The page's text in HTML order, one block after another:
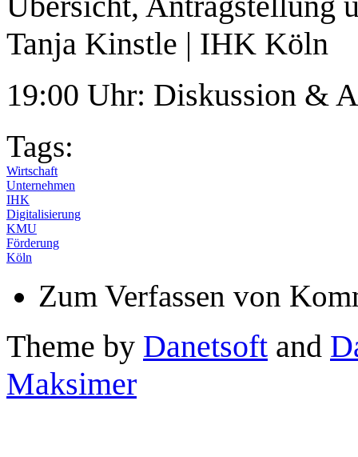
Tanja Kinstle | IHK Köln
19:00 Uhr: Diskussion &
Tags:
Wirtschaft
Unternehmen
IHK
Digitalisierung
KMU
Förderung
Köln
Zum Verfassen von
Theme by Danetsoft and
Maksimer